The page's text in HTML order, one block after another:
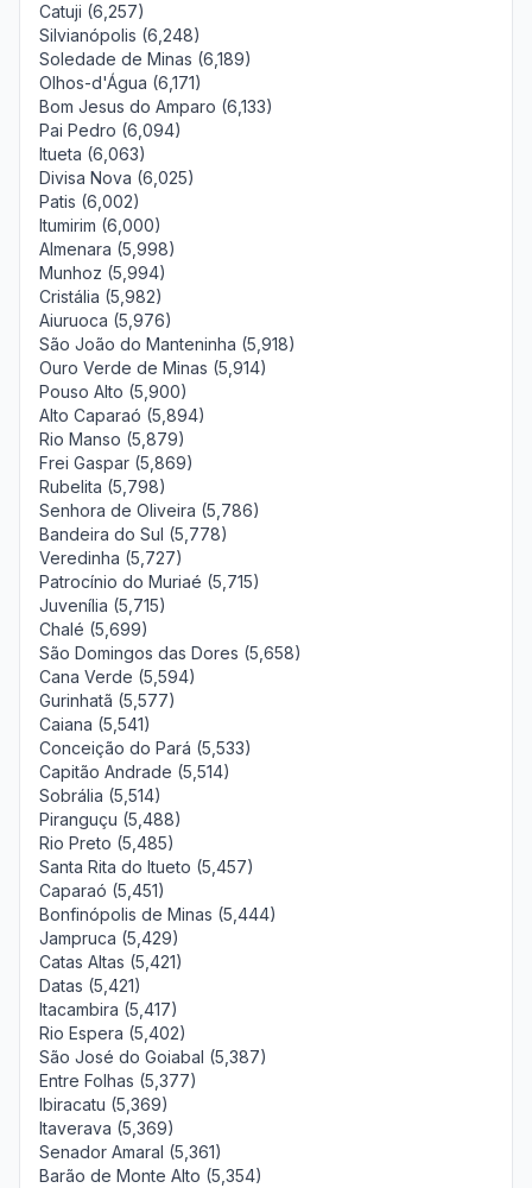
Catuji (6,257)
Silvianópolis (6,248)
Soledade de Minas (6,189)
Olhos-d'Água (6,171)
Bom Jesus do Amparo (6,133)
Pai Pedro (6,094)
Itueta (6,063)
Divisa Nova (6,025)
Patis (6,002)
Itumirim (6,000)
Almenara (5,998)
Munhoz (5,994)
Cristália (5,982)
Aiuruoca (5,976)
São João do Manteninha (5,918)
Ouro Verde de Minas (5,914)
Pouso Alto (5,900)
Alto Caparaó (5,894)
Rio Manso (5,879)
Frei Gaspar (5,869)
Rubelita (5,798)
Senhora de Oliveira (5,786)
Bandeira do Sul (5,778)
Veredinha (5,727)
Patrocínio do Muriaé (5,715)
Juvenília (5,715)
Chalé (5,699)
São Domingos das Dores (5,658)
Cana Verde (5,594)
Gurinhatã (5,577)
Caiana (5,541)
Conceição do Pará (5,533)
Capitão Andrade (5,514)
Sobrália (5,514)
Piranguçu (5,488)
Rio Preto (5,485)
Santa Rita do Itueto (5,457)
Caparaó (5,451)
Bonfinópolis de Minas (5,444)
Jampruca (5,429)
Catas Altas (5,421)
Datas (5,421)
Itacambira (5,417)
Rio Espera (5,402)
São José do Goiabal (5,387)
Entre Folhas (5,377)
Ibiracatu (5,369)
Itaverava (5,369)
Senador Amaral (5,361)
Barão de Monte Alto (5,354)